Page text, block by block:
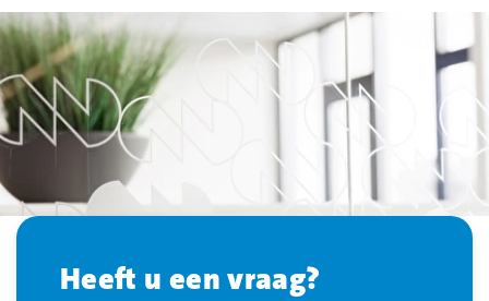
Heeft u een vraag?